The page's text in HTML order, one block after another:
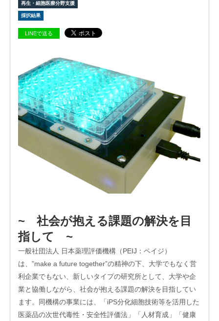
ビ
社
概
要
グ
ロー
バル
ト
ゆみ
交
流
活
動
再生・細胞医療分野支援
採択結果
LINEで送る
~ 社会が抱える課題の解決を目
指して ~
一般社団法人 日本薬理評価機構（PEIJ：ペイジ）
は、”make a future together”の精神の下、大学でもなく営
利企業でもない、新しいタイプの研究所として、大学や企
業と協働しながら、社会が抱える課題の解決を目指してい
ます。同機構の事業には、「iPS分化細胞技術等を活用した
医薬品の次世代毒性・安全性評価法」「人材育成」「健康